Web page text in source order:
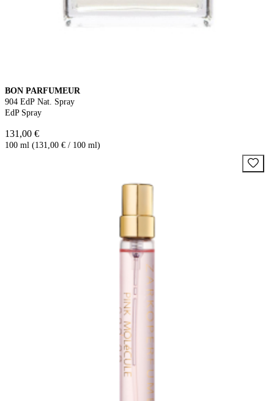
BON PARFUMEUR
904 EdP Nat. Spray
EdP Spray
131,00 €
100 ml (131,00 € / 100 ml)